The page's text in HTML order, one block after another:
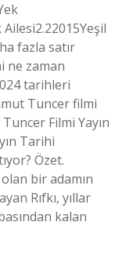
Ailesi2.22015Yeşil
fazla satır
ne zaman
tarihleri
Tuncer filmi
Filmi Yayın
Tarihi
Özet.
bir adamın
Rıfkı, yıllar
kalan